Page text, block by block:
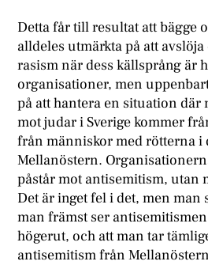
Detta får till resultat att bägge
alldeles utmärkta på att
rasism när dess källsprång är
organisationer, men
på att hantera en situation där
mot judar i Sverige kommer
från människor med rötterna i
Mellanöstern.
påstår mot antisemitism, utan
Det är inget fel i det, men man
man främst ser
högerut, och att man tar
antisemitism från